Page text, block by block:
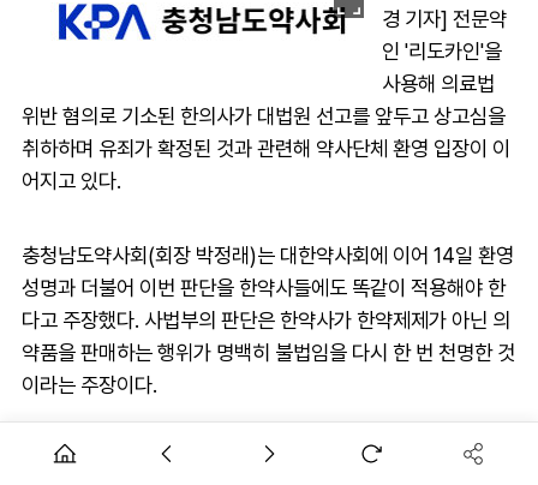
경 기자] 전문약
인 '리도카인'을
사용해 의료법
위반 혐의로 기소된 한의사가 대법원 선고를 앞두고 상고심을
취하하며 유죄가 확정된 것과 관련해 약사단체 환영 입장이 이
어지고 있다.
충청남도약사회(회장 박정래)는 대한약사회에 이어 14일 환영
성명과 더불어 이번 판단을 한약사들에도 똑같이 적용해야 한
다고 주장했다. 사법부의 판단은 한약사가 한약제제가 아닌 의
약품을 판매하는 행위가 명백히 불법임을 다시 한 번 천명한 것
이라는 주장이다.
충남도약은 "다수의 한약사는 '의약품과 한약제제의 경계가 불
분명하다'는 궤변을 내세우며 한약제제가 아닌 일반의약품을